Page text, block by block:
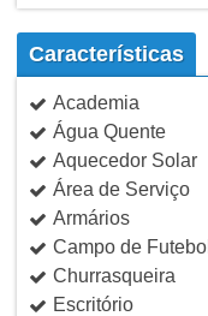
Características
Academia
Água Quente
Aquecedor Solar
Área de Serviço
Armários
Campo de Futebol
Churrasqueira
Escritório